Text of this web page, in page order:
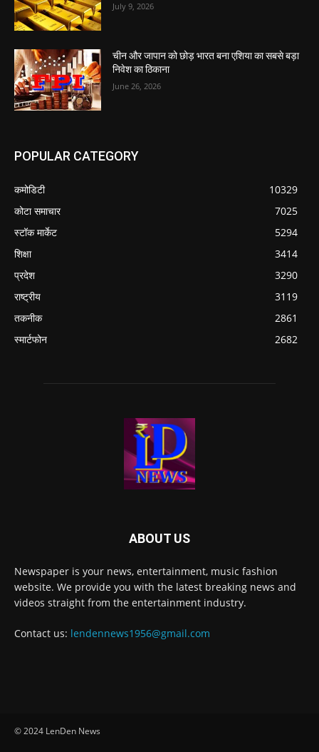
July 9, 2026
चीन और जापान को छोड़ भारत बना एशिया का सबसे बड़ा
निवेश का ठिकाना
June 26, 2026
POPULAR CATEGORY
कमोडिटी
10329
कोटा समाचार
7025
स्टॉक मार्केट
5294
शिक्षा
3414
प्रदेश
3290
राष्ट्रीय
3119
तकनीक
2861
स्मार्टफोन
2682
ABOUT US
Newspaper is your news, entertainment, music fashion
website. We provide you with the latest breaking news and
videos straight from the entertainment industry.
Contact us: lendennews1956@gmail.com
© 2024 LenDen News